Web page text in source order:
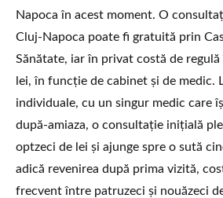
Napoca în acest moment. O
Cluj-Napoca poate fi gratuită prin
Sănătate, iar în privat costă de
lei, în funcție de cabinet și de medic.
individuale, cu un singur medic care
după-amiaza, o consultație inițială
optzeci de lei și ajunge spre o sută
adică revenirea după prima vizită,
frecvent între patruzeci și nouăzeci